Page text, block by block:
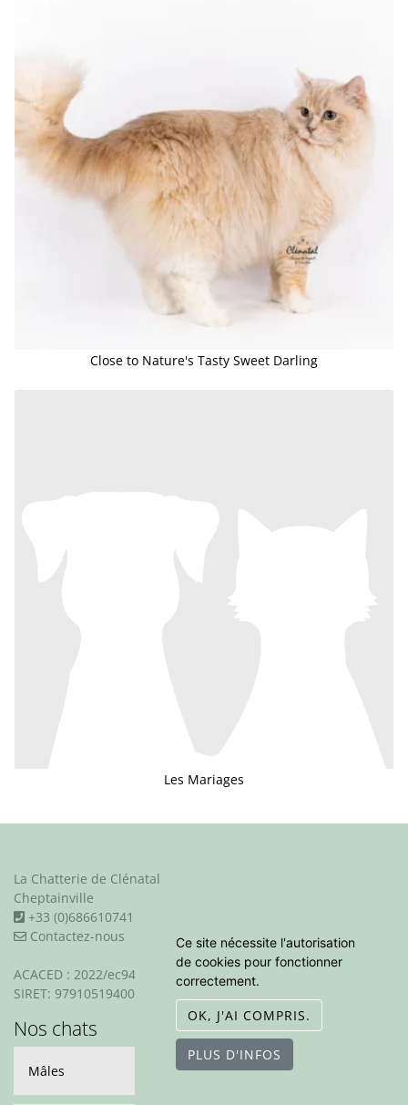
Close to Nature's Tasty Sweet Darling
Les Mariages
La Chatterie de Clénatal
Cheptainville
+33 (0)686610741
Contactez-nous
ACACED : 2022/ec94-0967
SIRET: 97910519400018
Nos chats
Mâles
Ce site nécessite l'autorisation
de cookies pour fonctionner
correctement.
OK, J'AI COMPRIS.
PLUS D'INFOS